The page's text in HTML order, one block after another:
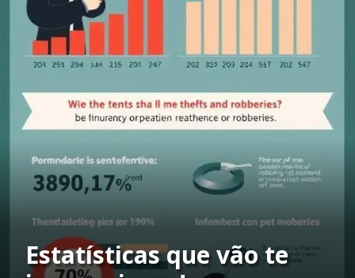
Estatísticas que vão te